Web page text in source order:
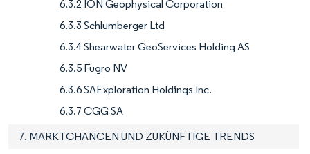
6.3.2 ION Geophysical Corporation
6.3.3 Schlumberger Ltd
6.3.4 Shearwater GeoServices Holding AS
6.3.5 Fugro NV
6.3.6 SAExploration Holdings Inc.
6.3.7 CGG SA
7. MARKTCHANCEN UND ZUKÜNFTIGE TRENDS